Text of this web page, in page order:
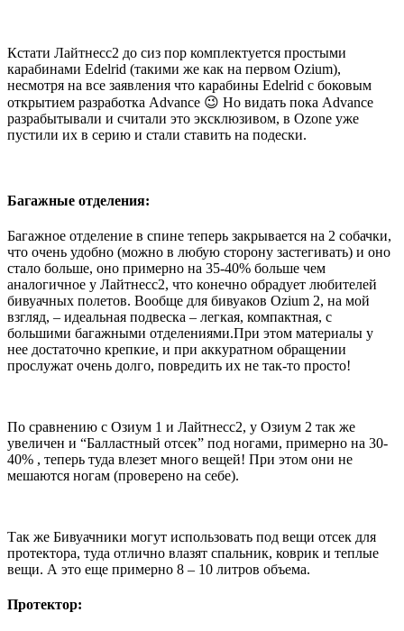
Кстати Лайтнесс2 до сиз пор комплектуется простыми
карабинами Edelrid (такими же как на первом Ozium),
несмотря на все заявления что карабины Edelrid с боковым
открытием разработка Advance 😉 Но видать пока Advance
разрабытывали и считали это эксклюзивом, в Ozone уже
пустили их в серию и стали ставить на подески.
Багажные отделения:
Багажное отделение в спине теперь закрывается на 2 собачки,
что очень удобно (можно в любую сторону застегивать) и оно
стало больше, оно примерно на 35-40% больше чем
аналогичное у Лайтнесс2, что конечно обрадует любителей
бивуачных полетов. Вообще для бивуаков Ozium 2, на мой
взгляд, – идеальная подвеска – легкая, компактная, с
большими багажными отделениями.При этом материалы у
нее достаточно крепкие, и при аккуратном обращении
прослужат очень долго, повредить их не так-то просто!
По сравнению с Озиум 1 и Лайтнесс2, у Озиум 2 так же
увеличен и “Балластный отсек” под ногами, примерно на 30-
40% , теперь туда влезет много вещей! При этом они не
мешаются ногам (проверено на себе).
Так же Бивуачники могут использовать под вещи отсек для
протектора, туда отлично влазят спальник, коврик и теплые
вещи. А это еще примерно 8 – 10 литров объема.
Протектор: